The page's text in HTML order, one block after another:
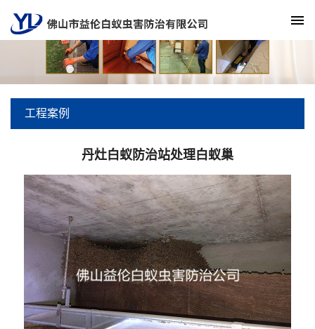
工程案例
丹灶白蚁防治站处理白蚁巢